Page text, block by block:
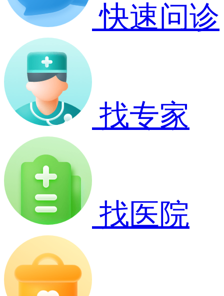
快速问诊
找专家
找医院